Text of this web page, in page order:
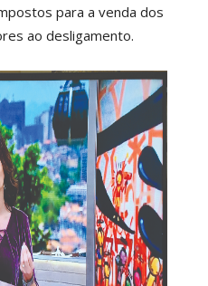
para a venda dos
ao desligamento.